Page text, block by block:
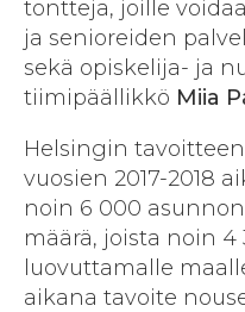
tontteja, joille
ja senioreiden
sekä opiskelija- ja
tiimipäällikkö Miia
Helsingin
vuosien 2017-2018
noin 6 000
määrä, joista noin
luovuttamalle
aikana tavoite